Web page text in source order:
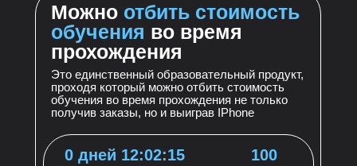
0 дней 12:02:13
Это единственный образовательный продукт,
проходя ко торый можно отбить стоимость
обучения во время прохождения не только
получив заказы, но и выиграв IPhone
Можно отбить стоимость
обучения во время
прохождения
100